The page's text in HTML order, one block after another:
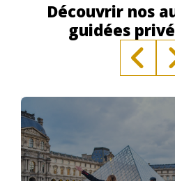
Découvrir nos
guidées